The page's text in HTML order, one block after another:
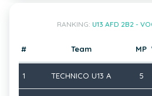
RANKING: U13 AFD 2B2 -
# Team MP
1 TECHNICO U13 A 5